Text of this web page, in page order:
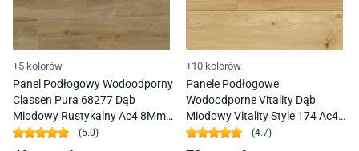
+5 kolorów
Panel Podłogowy Wodoodporny
Classen Pura 68277 Dąb
Miodowy Rustykalny Ac4 8Mm
4V-Fuga
(5.0)
+10 kolorów
Panele Podłogowe
Wodoodporne Vitality Dąb
Miodowy Vitality Style 174 Ac4
8Mm 4V-Fuga
(4.7)